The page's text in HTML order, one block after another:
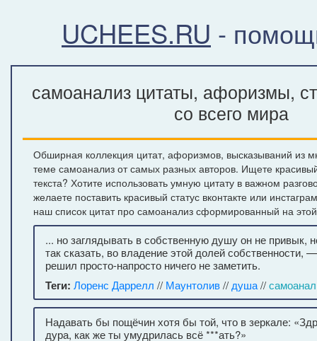
UCHEES.RU -
самоанализ цитаты, афоризмы,
со всего мира
Обширная коллекция цитат, афоризмов, высказываний из
теме самоанализ от самых разных авторов. Ищете
текста? Хотите использовать умную цитату в важном
желаете поставить красивый статус вконтакте или
наш список цитат про самоанализ сформированный на
... но заглядывать в собственную душу он не привык,
так сказать, во владение этой долей собственности,
решил просто-напросто ничего не заметить.
Теги: Лоренс Даррелл // Маунтолив// душа//
Надавать бы пощёчин хотя бы той, что в зеркале:
дура, как же ты умудрилась всё ***ать?»